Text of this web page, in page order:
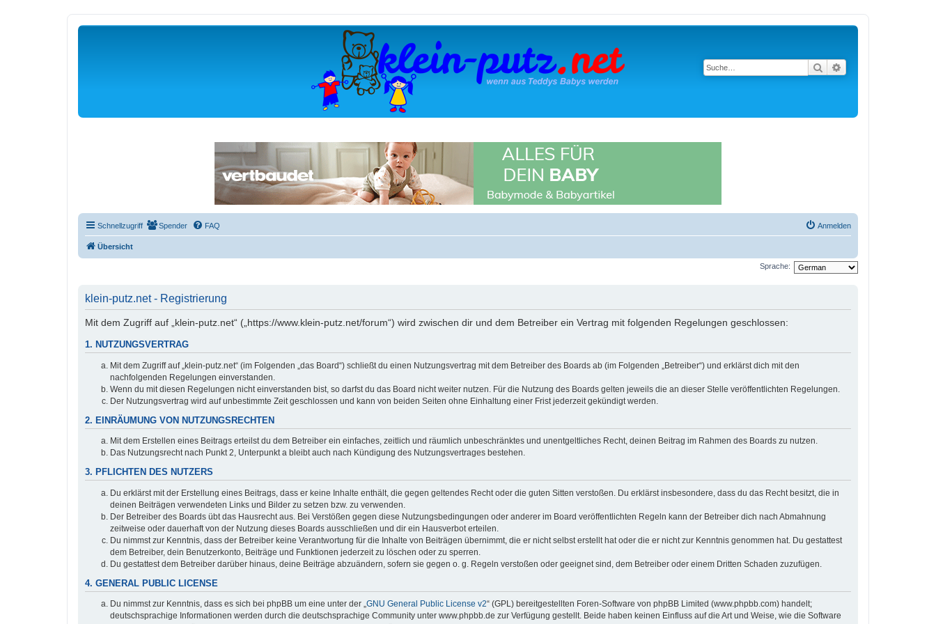
Suche
Schnellzugriff Spender FAQ Anmelden
Übersicht
Sprache:
klein-putz.net - Registrierung
Mit dem Zugriff auf „klein-putz.net“ („https://www.klein-putz.net/forum“) wird zwischen dir und dem Betreiber ein Vertrag mit folgenden Regelungen geschlossen:
1. NUTZUNGSVERTRAG
Mit dem Zugriff auf „klein-putz.net“ (im Folgenden „das Board“) schließt du einen Nutzungsvertrag mit dem Betreiber des Boards ab (im Folgenden „Betreiber“) und erklärst dich mit den
nachfolgenden Regelungen einverstanden.
Wenn du mit diesen Regelungen nicht einverstanden bist, so darfst du das Board nicht weiter nutzen. Für die Nutzung des Boards gelten jeweils die an dieser Stelle veröffentlichten Regelungen.
Der Nutzungsvertrag wird auf unbestimmte Zeit geschlossen und kann von beiden Seiten ohne Einhaltung einer Frist jederzeit gekündigt werden.
2. EINRÄUMUNG VON NUTZUNGSRECHTEN
Mit dem Erstellen eines Beitrags erteilst du dem Betreiber ein einfaches, zeitlich und räumlich unbeschränktes und unentgeltliches Recht, deinen Beitrag im Rahmen des Boards zu nutzen.
Das Nutzungsrecht nach Punkt 2, Unterpunkt a bleibt auch nach Kündigung des Nutzungsvertrages bestehen.
3. PFLICHTEN DES NUTZERS
Du erklärst mit der Erstellung eines Beitrags, dass er keine Inhalte enthält, die gegen geltendes Recht oder die guten Sitten verstoßen. Du erklärst insbesondere, dass du das Recht besitzt, die in
deinen Beiträgen verwendeten Links und Bilder zu setzen bzw. zu verwenden.
Der Betreiber des Boards übt das Hausrecht aus. Bei Verstößen gegen diese Nutzungsbedingungen oder anderer im Board veröffentlichten Regeln kann der Betreiber dich nach Abmahnung
zeitweise oder dauerhaft von der Nutzung dieses Boards ausschließen und dir ein Hausverbot erteilen.
Du nimmst zur Kenntnis, dass der Betreiber keine Verantwortung für die Inhalte von Beiträgen übernimmt, die er nicht selbst erstellt hat oder die er nicht zur Kenntnis genommen hat. Du gestattest
dem Betreiber, dein Benutzerkonto, Beiträge und Funktionen jederzeit zu löschen oder zu sperren.
Du gestattest dem Betreiber darüber hinaus, deine Beiträge abzuändern, sofern sie gegen o. g. Regeln verstoßen oder geeignet sind, dem Betreiber oder einem Dritten Schaden zuzufügen.
4. GENERAL PUBLIC LICENSE
Du nimmst zur Kenntnis, dass es sich bei phpBB um eine unter der „GNU General Public License v2“ (GPL) bereitgestellten Foren-Software von phpBB Limited (www.phpbb.com) handelt;
deutschsprachige Informationen werden durch die deutschsprachige Community unter www.phpbb.de zur Verfügung gestellt. Beide haben keinen Einfluss auf die Art und Weise, wie die Software